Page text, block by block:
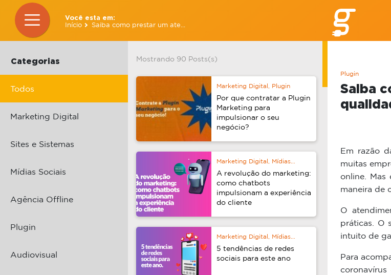
Você esta em:
Início Saiba como prestar um ate...
Categorias
Todos
Marketing Digital
Sites e Sistemas
Mídias Sociais
Agência Offline
Plugin
Audiovisual
Mostrando 90 Posts(s)
Marketing Digital, Plugin
Por que contratar a Plugin
Marketing para
impulsionar o seu
negócio?
Marketing Digital, Mídias
Sociais
A revolução do marketing:
como chatbots
impulsionam a experiência
do cliente
Marketing Digital, Mídias
Sociais
5 tendências de redes
sociais para este ano
Plugin
Saiba
Em razão
muitas
online. Mas
maneira de
O
práticas. O
intuito de
Para